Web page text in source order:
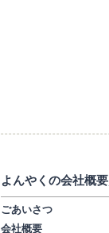
よんやくの会社概要
ごあいさつ
会社概要